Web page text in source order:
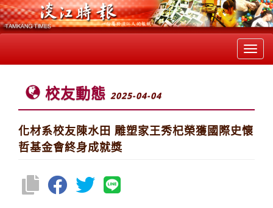
校友動態 2025-04-04
化材系校友陳水田 雕塑家王秀杞榮獲國際史懷
哲基金會終身成就獎